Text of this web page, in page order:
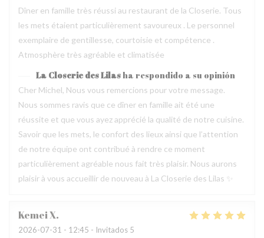
Dîner en famille très réussi au restaurant de la Closerie. Tous
les mets étaient particulièrement savoureux . Le personnel
exemplaire de gentillesse, courtoisie et compétence .
Atmosphère très agréable et climatisée
La Closerie des Lilasha respondido a su opinión
Cher Michel, Nous vous remercions pour votre message.
Nous sommes ravis que ce dîner en famille ait été une
réussite et que vous ayez apprécié la qualité de notre cuisine.
Savoir que les mets, le confort des lieux ainsi que l’attention
de notre équipe ont contribué à rendre ce moment
particulièrement agréable nous fait très plaisir. Nous aurons
plaisir à vous accueillir de nouveau à La Closerie des Lilas ✨
KemeiX
2026-07-31 - 12:45 - Invitados 5